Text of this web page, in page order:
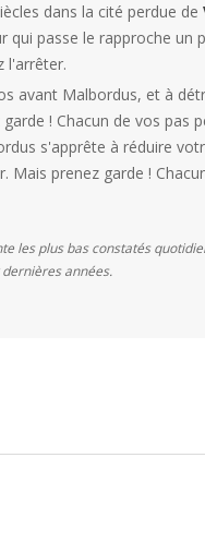
dans la cité perdue de
qui passe le rapproche un
l'arrêter.
avant Malbordus, et à
! Chacun de vos pas
s'apprête à réduire
Mais prenez garde !
les plus bas constatés
années.